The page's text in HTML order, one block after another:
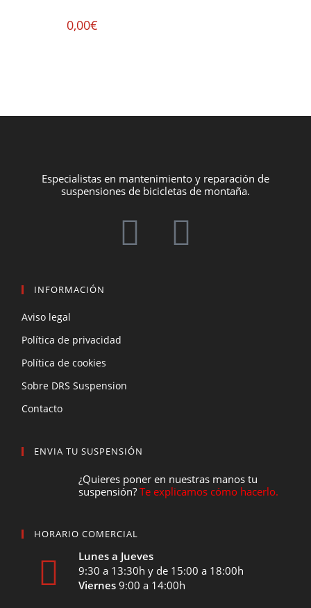
0,00€
Especialistas en mantenimiento y reparación de
suspensiones de bicicletas de montaña.
INFORMACIÓN
Aviso legal
Política de privacidad
Política de cookies
Sobre DRS Suspension
Contacto
ENVIA TU SUSPENSIÓN
¿Quieres poner en nuestras manos tu
suspensión?Te explicamos cómo hacerlo.
HORARIO COMERCIAL
Lunes a Jueves
9:30 a 13:30h y de 15:00 a 18:00h
Viernes9:00 a 14:00h